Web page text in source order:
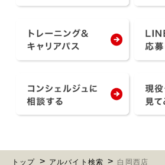
トップ アルバイト検索 白岡西店